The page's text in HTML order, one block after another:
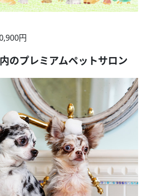
円
のプレミアムペットサロン